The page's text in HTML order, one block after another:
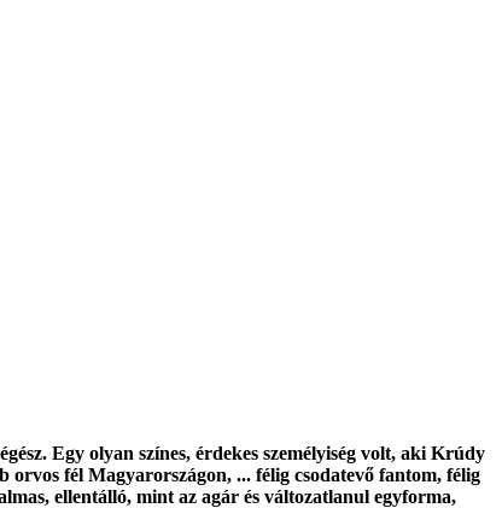
Egy olyan színes, érdekes személyiség volt, aki Krúdy
fél Magyarországon, ... félig csodatevő fantom, félig
ellentálló, mint az agár és változatlanul egyforma,